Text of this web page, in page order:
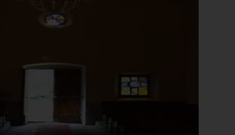
Controfacciata